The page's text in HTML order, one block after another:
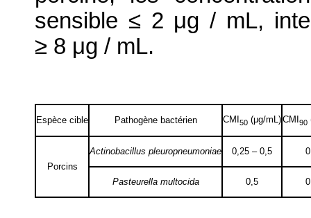
sensible ≤ 2 μg / mL,
≥ 8 μg / mL.
Espèce cible Pathogène bactérien CMI 50 (μg/mL)CMI 90
Porcins
Actinobacillus pleuropneumoniae 0,25 – 0,5
Pasteurella multocida 0,5